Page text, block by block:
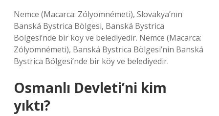
Nemce (Macarca: Zólyomnémeti), Slovakya’nın
Banská Bystrica Bölgesi, Banská Bystrica
Bölgesi’nde bir köy ve belediyedir. Nemce (Macarca:
Zólyomnémeti), Banská Bystrica Bölgesi’nin Banská
Bystrica Bölgesi’nde bir köy ve belediyedir.
Osmanlı Devleti’ni kim
yıktı?